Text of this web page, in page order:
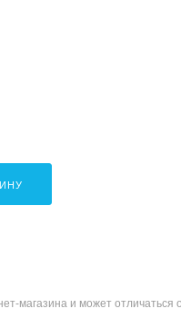
магазина и может отличаться